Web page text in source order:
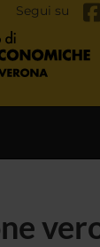
Segui su